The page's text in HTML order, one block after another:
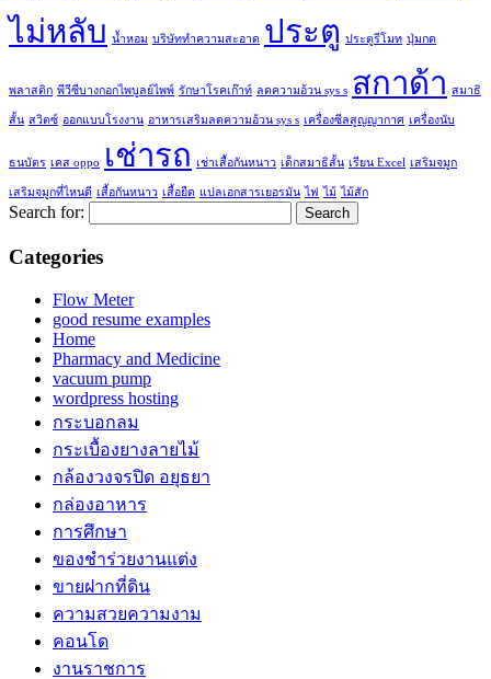
ไม่หลับ น้ำหอม บริษัททำความสะอาด ประตู ประตูรีโมท ปุ่มกด
พลาสติก พีวีซีบางกอกไพบูลย์ไพพ์ รักษาโรคเก๊าท์ ลดความอ้วน sys s สกาด้า สมาธิ
สั้น สวิตซ์ ออกแบบโรงงาน อาหารเสริมลดความอ้วน sys s เครื่องซีลสูญญากาศ เครื่องนับ
ธนบัตร เคส oppo เช่ารถ เช่าเสื้อกันหนาว เด็กสมาธิสั้น เรียน Excel เสริมจมูก
เสริมจมูกที่ไหนดี เสื้อกันหนาว เสื้อยืด แปลเอกสารเยอรมัน ไฟ ไม้ ไม้สัก
Search for:
Categories
Flow Meter
good resume examples
Home
Pharmacy and Medicine
vacuum pump
wordpress hosting
กระบอกลม
กระเบื้องยางลายไม้
กล้องวงจรปิด อยุธยา
กล่องอาหาร
การศึกษา
ของชำร่วยงานแต่ง
ขายฝากที่ดิน
ความสวยความงาม
คอนโด
งานราชการ